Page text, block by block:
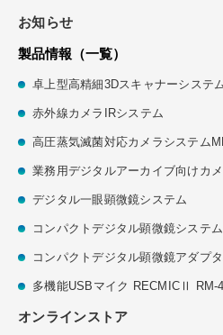
お知らせ
製品情報（一覧）
卓上型高精細3Dスキャナーシステ
赤外線カメラIRシステム
高圧蒸気滅菌対応カメラシステム
業務用デジタルアーカイブ向けカ
デジタル⼀眼顕微鏡システム
コンパクトデジタル顕微鏡システム
コンパクトデジタル顕微鏡アダプ
多機能USBマイク RECMICⅡ RM-
オンラインストア